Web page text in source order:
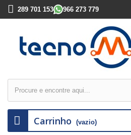
289 701 153 966 273 779
Carrinho (vazio)